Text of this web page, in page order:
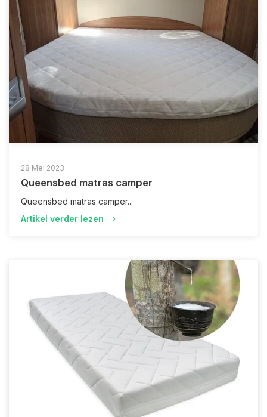
28 Mei 2023
Queensbed matras camper
Queensbed matras camper...
Artikel verder lezen